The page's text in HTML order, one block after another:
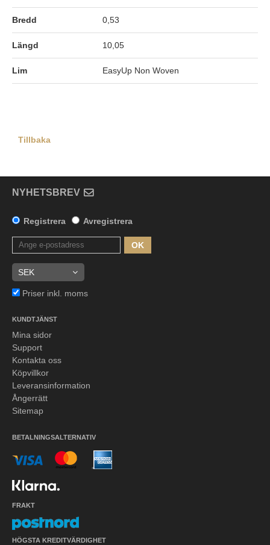
Bredd 0,53
Längd 10,05
Lim EasyUp Non Woven
Tillbaka
NYHETSBREV
Registrera Avregistrera
OK
Priser inkl. moms
KUNDTJÄNST
Mina sidor
Support
Kontakta oss
Köpvillkor
Leveransinformation
Ångerrätt
Sitemap
BETALNINGSALTERNATIV
FRAKT
HÖGSTA KREDITVÄRDIGHET